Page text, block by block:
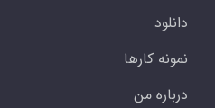
دانلود
نمونه کارها
درباره من